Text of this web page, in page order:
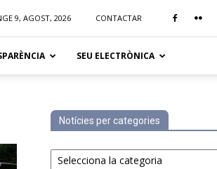
9, AGOST, 2026 CONTACTAR
SEU ELECTRÒNICA
Notícies per categories
Notícies
per